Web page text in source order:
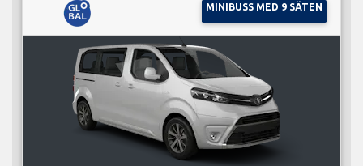
MINIBUSS MED 9 SÄTEN